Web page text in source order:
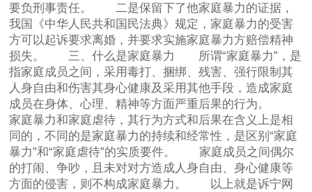
要负刑事责任。 二是保留下了他家庭暴力的证据，
我国《中华人民共和国民法典》规定，家庭暴力的受害
方可以起诉要求离婚，并要求实施家庭暴力方赔偿精神
损失。 三、什么是家庭暴力 所谓“家庭暴力”，是
指家庭成员之间，采用毒打、捆绑、残害、强行限制其
人身自由和伤害其身心健康及采用其他手段，造成家庭
成员在身体、心理、精神等方面严重后果的行为。
家庭暴力和家庭虐待，其行为方式和后果在含义上是相
同的，不同的是家庭暴力的持续和经常性，是区别“家庭
暴力”和“家庭虐待”的实质要件。 家庭成员之间偶尔
的打闹、争吵，且未对对方造成人身自由、身心健康等
方面的侵害，则不构成家庭暴力。 以上就是诉宁网